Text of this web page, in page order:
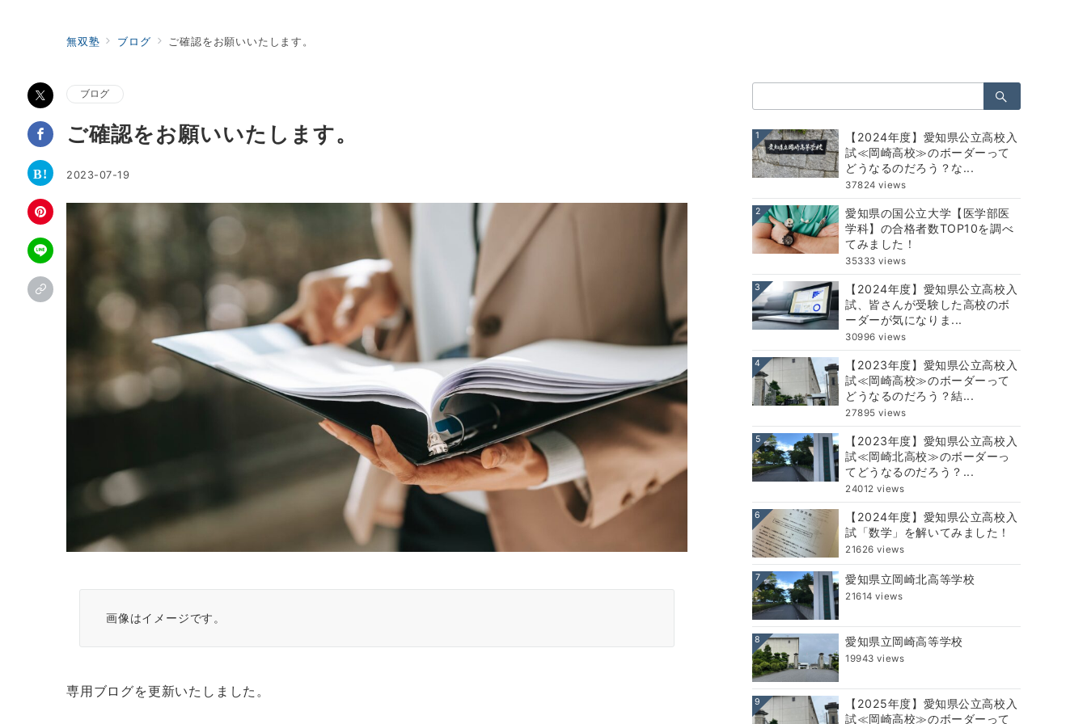
無双塾 ブログ ご確認をお願いいたします。
ブログ
ご確認をお願いいたします。
2023-07-19
画像はイメージです。
専用ブログを更新いたしました。
索：
1
【2024年度】愛知県公立高校入
試≪岡崎高校≫のボーダーって
どうなるのだろう？な...
37824 views
2
愛知県の国公立大学【医学部医
学科】の合格者数TOP10を調べ
てみました！
35333 views
3
【2024年度】愛知県公立高校入
試、皆さんが受験した高校のボ
ーダーが気になりま...
30996 views
4
【2023年度】愛知県公立高校入
試≪岡崎高校≫のボーダーって
どうなるのだろう？結...
27895 views
5
【2023年度】愛知県公立高校入
試≪岡崎北高校≫のボーダーっ
てどうなるのだろう？...
24012 views
6
【2024年度】愛知県公立高校入
試「数学」を解いてみました！
21626 views
7 愛知県立岡崎北高等学校
21614 views
8 愛知県立岡崎高等学校
19943 views
9
【2025年度】愛知県公立高校入
試≪岡崎高校≫のボーダーって